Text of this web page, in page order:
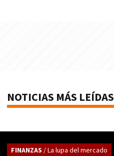
NOTICIAS MÁS LEÍDAS
FINANZAS / La lupa del mercado